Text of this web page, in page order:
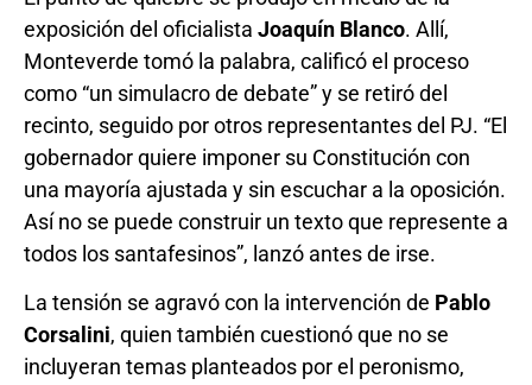
exposición del oficialista Joaquín Blanco. Allí,
Monteverde tomó la palabra, calificó el proceso
como “un simulacro de debate” y se retiró del
recinto, seguido por otros representantes del PJ. “El
gobernador quiere imponer su Constitución con
una mayoría ajustada y sin escuchar a la oposición.
Así no se puede construir un texto que represente a
todos los santafesinos”, lanzó antes de irse.
La tensión se agravó con la intervención de Pablo
Corsalini, quien también cuestionó que no se
incluyeran temas planteados por el peronismo,